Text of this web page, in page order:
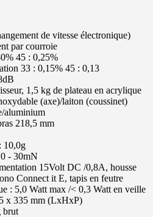
de vitesse électronique)
par courroie
45 : 0,25%
33 : 0,15% 45 : 0,13
1,5 kg de plateau en acrylique
(axe)/laiton (coussinet)
aluminium
218,5 mm
10,0g
- 30mN
15Volt DC /0,8A, housse
Connect it E, tapis en feutre
: 5,0 Watt max /< 0,3 Watt en veille
x 335 mm (LxHxP)
brut